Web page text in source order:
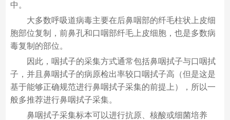
中。
大多数呼吸道病毒主要在后鼻咽部的纤毛柱状上皮细
胞部位复制，前鼻孔和口咽部纤毛上皮细胞，也是多数病
毒复制的部位。
因此，咽拭子的采集方式通常包括鼻咽拭子与口咽拭
子，并且鼻咽拭子的病原检出率较口咽拭子高（但是这是
基于能够正确规范进行鼻咽拭子采集的前提上），所以一
般多推荐进行鼻咽拭子采集。
鼻咽拭子采集标本可以进行抗原、核酸或细菌培养